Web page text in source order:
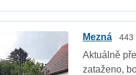
Mezná 443
Aktuálně
zataženo,